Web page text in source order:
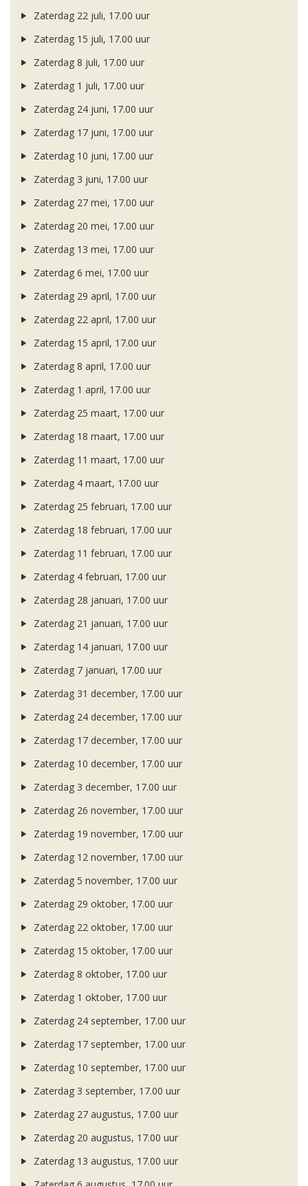
Zaterdag 22 juli, 17.00 uur
Zaterdag 15 juli, 17.00 uur
Zaterdag 8 juli, 17.00 uur
Zaterdag 1 juli, 17.00 uur
Zaterdag 24 juni, 17.00 uur
Zaterdag 17 juni, 17.00 uur
Zaterdag 10 juni, 17.00 uur
Zaterdag 3 juni, 17.00 uur
Zaterdag 27 mei, 17.00 uur
Zaterdag 20 mei, 17.00 uur
Zaterdag 13 mei, 17.00 uur
Zaterdag 6 mei, 17.00 uur
Zaterdag 29 april, 17.00 uur
Zaterdag 22 april, 17.00 uur
Zaterdag 15 april, 17.00 uur
Zaterdag 8 april, 17.00 uur
Zaterdag 1 april, 17.00 uur
Zaterdag 25 maart, 17.00 uur
Zaterdag 18 maart, 17.00 uur
Zaterdag 11 maart, 17.00 uur
Zaterdag 4 maart, 17.00 uur
Zaterdag 25 februari, 17.00 uur
Zaterdag 18 februari, 17.00 uur
Zaterdag 11 februari, 17.00 uur
Zaterdag 4 februari, 17.00 uur
Zaterdag 28 januari, 17.00 uur
Zaterdag 21 januari, 17.00 uur
Zaterdag 14 januari, 17.00 uur
Zaterdag 7 januari, 17.00 uur
Zaterdag 31 december, 17.00 uur
Zaterdag 24 december, 17.00 uur
Zaterdag 17 december, 17.00 uur
Zaterdag 10 december, 17.00 uur
Zaterdag 3 december, 17.00 uur
Zaterdag 26 november, 17.00 uur
Zaterdag 19 november, 17.00 uur
Zaterdag 12 november, 17.00 uur
Zaterdag 5 november, 17.00 uur
Zaterdag 29 oktober, 17.00 uur
Zaterdag 22 oktober, 17.00 uur
Zaterdag 15 oktober, 17.00 uur
Zaterdag 8 oktober, 17.00 uur
Zaterdag 1 oktober, 17.00 uur
Zaterdag 24 september, 17.00 uur
Zaterdag 17 september, 17.00 uur
Zaterdag 10 september, 17.00 uur
Zaterdag 3 september, 17.00 uur
Zaterdag 27 augustus, 17.00 uur
Zaterdag 20 augustus, 17.00 uur
Zaterdag 13 augustus, 17.00 uur